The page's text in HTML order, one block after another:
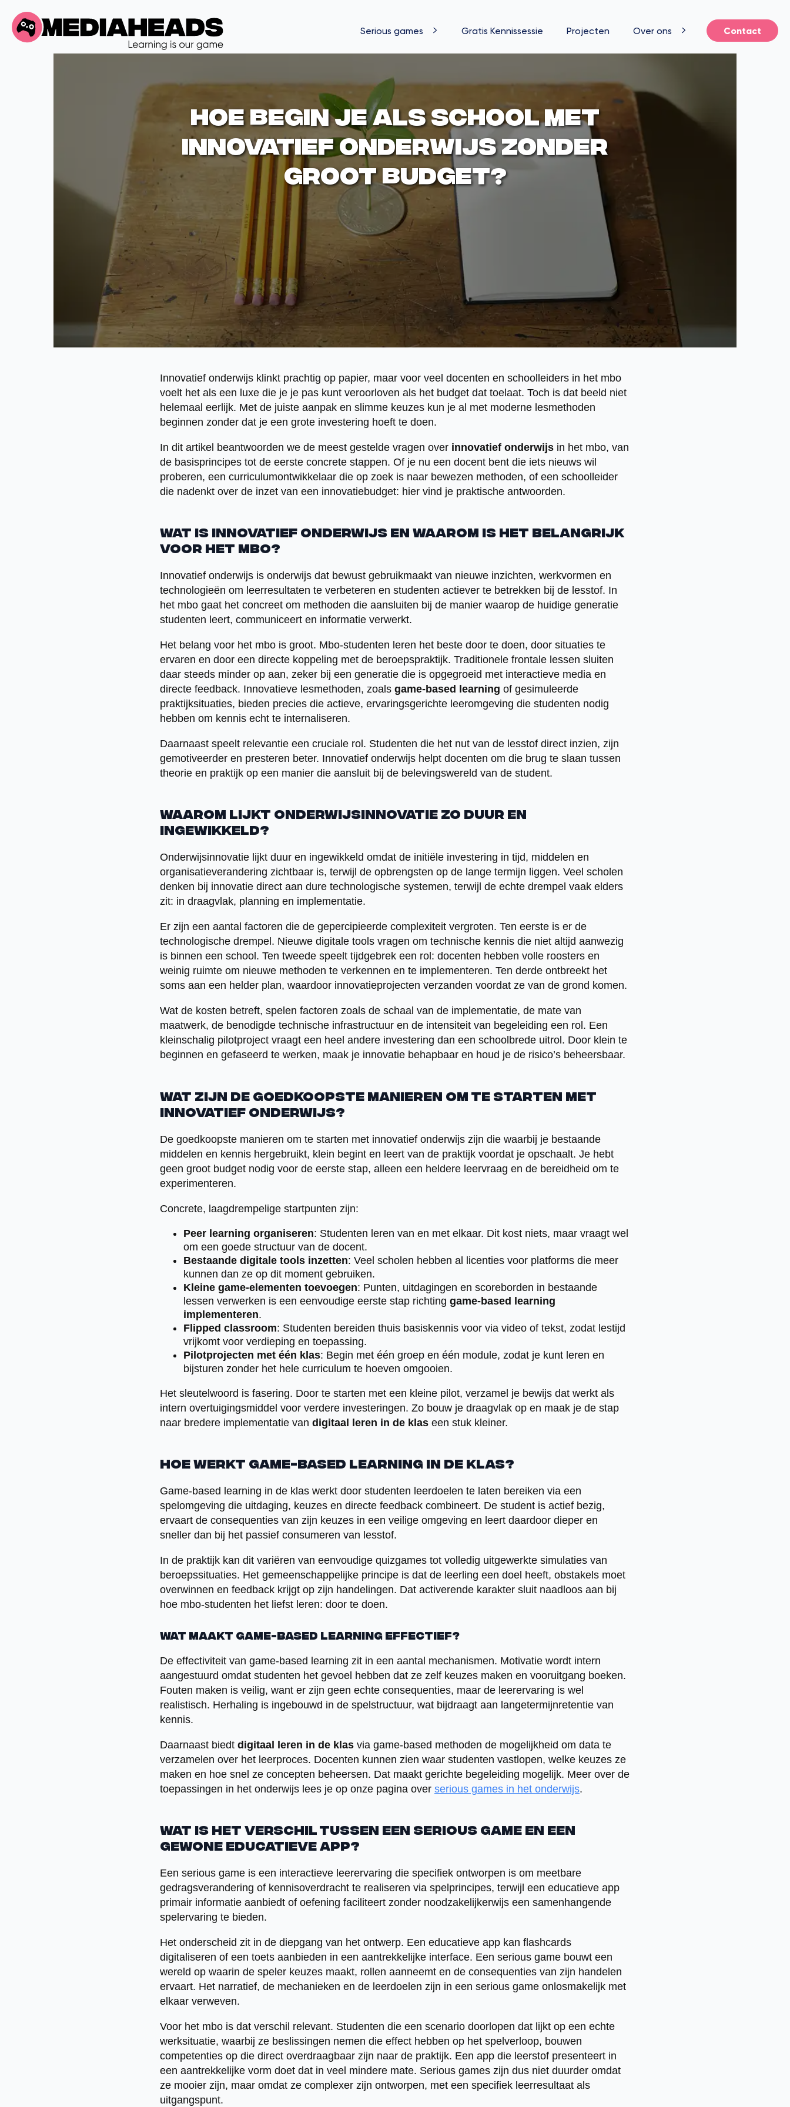
Serious games Gratis Kennissessie Projecten Over ons Contact
Hoe begin je als school met
innovatief onderwijs zonder
groot budget?
Innovatief onderwijs klinkt prachtig op papier, maar voor veel docenten en schoolleiders in het mbo
voelt het als een luxe die je je pas kunt veroorloven als het budget dat toelaat. Toch is dat beeld niet
helemaal eerlijk. Met de juiste aanpak en slimme keuzes kun je al met moderne lesmethoden
beginnen zonder dat je een grote investering hoeft te doen.
In dit artikel beantwoorden we de meest gestelde vragen over innovatief onderwijs in het mbo, van
de basisprincipes tot de eerste concrete stappen. Of je nu een docent bent die iets nieuws wil
proberen, een curriculumontwikkelaar die op zoek is naar bewezen methoden, of een schoolleider
die nadenkt over de inzet van een innovatiebudget: hier vind je praktische antwoorden.
Wat is innovatief onderwijs en waarom is het belangrijk
voor het mbo?
Innovatief onderwijs is onderwijs dat bewust gebruikmaakt van nieuwe inzichten, werkvormen en
technologieën om leerresultaten te verbeteren en studenten actiever te betrekken bij de lesstof. In
het mbo gaat het concreet om methoden die aansluiten bij de manier waarop de huidige generatie
studenten leert, communiceert en informatie verwerkt.
Het belang voor het mbo is groot. Mbo-studenten leren het beste door te doen, door situaties te
ervaren en door een directe koppeling met de beroepspraktijk. Traditionele frontale lessen sluiten
daar steeds minder op aan, zeker bij een generatie die is opgegroeid met interactieve media en
directe feedback. Innovatieve lesmethoden, zoals game-based learning of gesimuleerde
praktijksituaties, bieden precies die actieve, ervaringsgerichte leeromgeving die studenten nodig
hebben om kennis echt te internaliseren.
Daarnaast speelt relevantie een cruciale rol. Studenten die het nut van de lesstof direct inzien, zijn
gemotiveerder en presteren beter. Innovatief onderwijs helpt docenten om die brug te slaan tussen
theorie en praktijk op een manier die aansluit bij de belevingswereld van de student.
Waarom lijkt onderwijsinnovatie zo duur en
ingewikkeld?
Onderwijsinnovatie lijkt duur en ingewikkeld omdat de initiële investering in tijd, middelen en
organisatieverandering zichtbaar is, terwijl de opbrengsten op de lange termijn liggen. Veel scholen
denken bij innovatie direct aan dure technologische systemen, terwijl de echte drempel vaak elders
zit: in draagvlak, planning en implementatie.
Er zijn een aantal factoren die de gepercipieerde complexiteit vergroten. Ten eerste is er de
technologische drempel. Nieuwe digitale tools vragen om technische kennis die niet altijd aanwezig
is binnen een school. Ten tweede speelt tijdgebrek een rol: docenten hebben volle roosters en
weinig ruimte om nieuwe methoden te verkennen en te implementeren. Ten derde ontbreekt het
soms aan een helder plan, waardoor innovatieprojecten verzanden voordat ze van de grond komen.
Wat de kosten betreft, spelen factoren zoals de schaal van de implementatie, de mate van
maatwerk, de benodigde technische infrastructuur en de intensiteit van begeleiding een rol. Een
kleinschalig pilotproject vraagt een heel andere investering dan een schoolbrede uitrol. Door klein te
beginnen en gefaseerd te werken, maak je innovatie behapbaar en houd je de risico’s beheersbaar.
Wat zijn de goedkoopste manieren om te starten met
innovatief onderwijs?
De goedkoopste manieren om te starten met innovatief onderwijs zijn die waarbij je bestaande
middelen en kennis hergebruikt, klein begint en leert van de praktijk voordat je opschaalt. Je hebt
geen groot budget nodig voor de eerste stap, alleen een heldere leervraag en de bereidheid om te
experimenteren.
Concrete, laagdrempelige startpunten zijn:
Peer learning organiseren: Studenten leren van en met elkaar. Dit kost niets, maar vraagt wel
om een goede structuur van de docent.
Bestaande digitale tools inzetten: Veel scholen hebben al licenties voor platforms die meer
kunnen dan ze op dit moment gebruiken.
Kleine game-elementen toevoegen: Punten, uitdagingen en scoreborden in bestaande
lessen verwerken is een eenvoudige eerste stap richting game-based learning
implementeren.
Flipped classroom: Studenten bereiden thuis basiskennis voor via video of tekst, zodat lestijd
vrijkomt voor verdieping en toepassing.
Pilotprojecten met één klas: Begin met één groep en één module, zodat je kunt leren en
bijsturen zonder het hele curriculum te hoeven omgooien.
Het sleutelwoord is fasering. Door te starten met een kleine pilot, verzamel je bewijs dat werkt als
intern overtuigingsmiddel voor verdere investeringen. Zo bouw je draagvlak op en maak je de stap
naar bredere implementatie van digitaal leren in de klas een stuk kleiner.
Hoe werkt game-based learning in de klas?
Game-based learning in de klas werkt door studenten leerdoelen te laten bereiken via een
spelomgeving die uitdaging, keuzes en directe feedback combineert. De student is actief bezig,
ervaart de consequenties van zijn keuzes in een veilige omgeving en leert daardoor dieper en
sneller dan bij het passief consumeren van lesstof.
In de praktijk kan dit variëren van eenvoudige quizgames tot volledig uitgewerkte simulaties van
beroepssituaties. Het gemeenschappelijke principe is dat de leerling een doel heeft, obstakels moet
overwinnen en feedback krijgt op zijn handelingen. Dat activerende karakter sluit naadloos aan bij
hoe mbo-studenten het liefst leren: door te doen.
Wat maakt game-based learning effectief?
De effectiviteit van game-based learning zit in een aantal mechanismen. Motivatie wordt intern
aangestuurd omdat studenten het gevoel hebben dat ze zelf keuzes maken en vooruitgang boeken.
Fouten maken is veilig, want er zijn geen echte consequenties, maar de leerervaring is wel
realistisch. Herhaling is ingebouwd in de spelstructuur, wat bijdraagt aan langetermijnretentie van
kennis.
Daarnaast biedt digitaal leren in de klas via game-based methoden de mogelijkheid om data te
verzamelen over het leerproces. Docenten kunnen zien waar studenten vastlopen, welke keuzes ze
maken en hoe snel ze concepten beheersen. Dat maakt gerichte begeleiding mogelijk. Meer over de
toepassingen in het onderwijs lees je op onze pagina over serious games in het onderwijs.
Wat is het verschil tussen een serious game en een
gewone educatieve app?
Een serious game is een interactieve leerervaring die specifiek ontworpen is om meetbare
gedragsverandering of kennisoverdracht te realiseren via spelprincipes, terwijl een educatieve app
primair informatie aanbiedt of oefening faciliteert zonder noodzakelijkerwijs een samenhangende
spelervaring te bieden.
Het onderscheid zit in de diepgang van het ontwerp. Een educatieve app kan flashcards
digitaliseren of een toets aanbieden in een aantrekkelijke interface. Een serious game bouwt een
wereld op waarin de speler keuzes maakt, rollen aanneemt en de consequenties van zijn handelen
ervaart. Het narratief, de mechanieken en de leerdoelen zijn in een serious game onlosmakelijk met
elkaar verweven.
Voor het mbo is dat verschil relevant. Studenten die een scenario doorlopen dat lijkt op een echte
werksituatie, waarbij ze beslissingen nemen die effect hebben op het spelverloop, bouwen
competenties op die direct overdraagbaar zijn naar de praktijk. Een app die leerstof presenteert in
een aantrekkelijke vorm doet dat in veel mindere mate. Serious games zijn dus niet duurder omdat
ze mooier zijn, maar omdat ze complexer zijn ontworpen, met een specifiek leerresultaat als
uitgangspunt.